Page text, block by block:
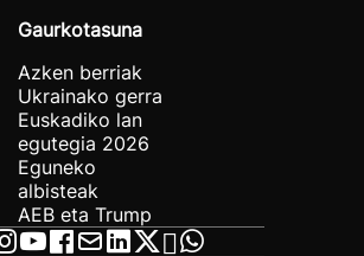
Gaurkotasuna
Azken berriak
Ukrainako gerra
Euskadiko lan
egutegia 2026
Eguneko
albisteak
AEB eta Trump